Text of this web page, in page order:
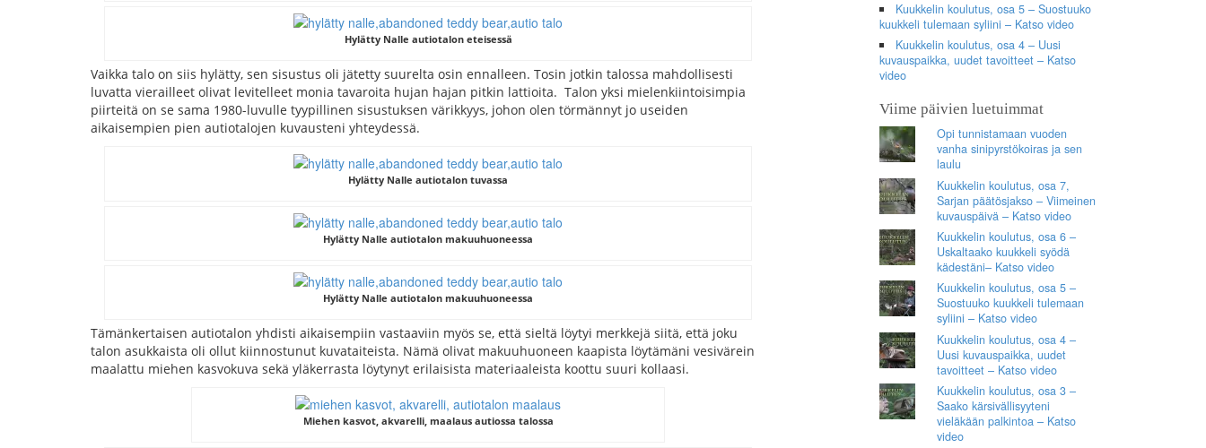
Hylätty Nalle autiotalon eteisessä
Vaikka talo on siis hylätty, sen sisustus oli jätetty suurelta osin ennalleen. Tosin jotkin talossa mahdollisesti
luvatta vierailleet olivat levitelleet monia tavaroita hujan hajan pitkin lattioita. Talon yksi mielenkiintoisimpia
piirteitä on se sama 1980-luvulle tyypillinen sisustuksen värikkyys, johon olen törmännyt jo useiden
aikaisempien pien autiotalojen kuvausteni yhteydessä.
Hylätty Nalle autiotalon tuvassa
Hylätty Nalle autiotalon makuuhuoneessa
Hylätty Nalle autiotalon makuuhuoneessa
Tämänkertaisen autiotalon yhdisti aikaisempiin vastaaviin myös se, että sieltä löytyi merkkejä siitä, että joku
talon asukkaista oli ollut kiinnostunut kuvataiteista. Nämä olivat makuuhuoneen kaapista löytämäni vesivärein
maalattu miehen kasvokuva sekä yläkerrasta löytynyt erilaisista materiaaleista koottu suuri kollaasi.
Miehen kasvot, akvarelli, maalaus autiossa talossa
Kuukkelin koulutus, osa 5 – Suostuuko
kuukkeli tulemaan syliini – Katso video
Kuukkelin koulutus, osa 4 – Uusi
kuvauspaikka, uudet tavoitteet – Katso
video
Viime päivien luetuimmat
Opi tunnistamaan vuoden
vanha sinipyrstökoiras ja sen
laulu
Kuukkelin koulutus, osa 7,
Sarjan päätösjakso – Viimeinen
kuvauspäivä – Katso video
Kuukkelin koulutus, osa 6 –
Uskaltaako kuukkeli syödä
kädestäni– Katso video
Kuukkelin koulutus, osa 5 –
Suostuuko kuukkeli tulemaan
syliini – Katso video
Kuukkelin koulutus, osa 4 –
Uusi kuvauspaikka, uudet
tavoitteet – Katso video
Kuukkelin koulutus, osa 3 –
Saako kärsivällisyyteni
vieläkään palkintoa – Katso
video